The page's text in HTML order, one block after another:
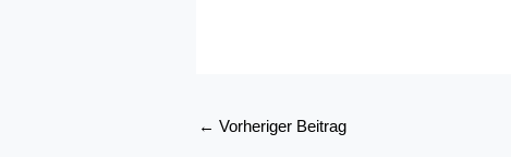
← Vorheriger Beitrag